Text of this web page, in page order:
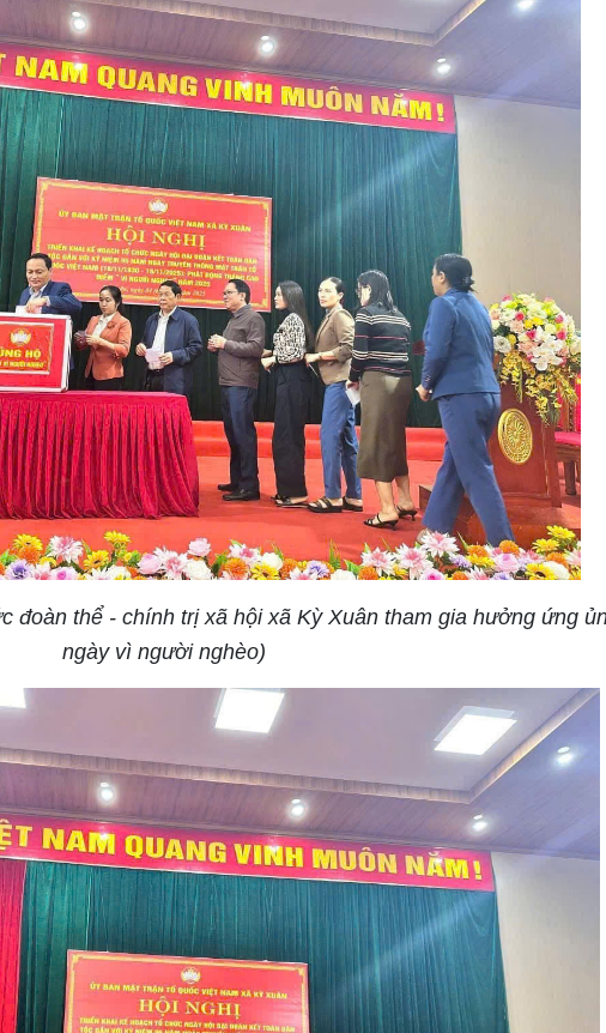
đoàn thể - chính trị xã hội xã Kỳ Xuân tham gia hưởng ứng
ngày vì người nghèo)